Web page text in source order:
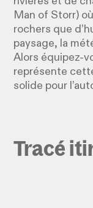
Man of Storr)
rochers que
paysage, la
Alors équipez-
représente
solide pour
Tracé